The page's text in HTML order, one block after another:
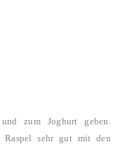
zum Joghurt geben.
Raspel sehr gut mit den